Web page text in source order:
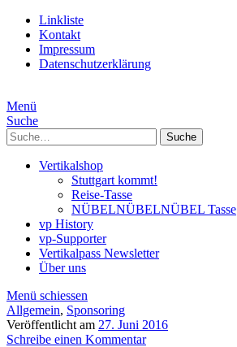
Linkliste
Kontakt
Impressum
Datenschutzerklärung
Menü
Suche
Suche
Vertikalshop
Stuttgart kommt!
Reise-Tasse
NÜBELNÜBELNÜBEL Tasse
vp History
vp-Supporter
Vertikalpass Newsletter
Über uns
Menü schiessen
Allgemein, Sponsoring
Veröffentlicht am 27. Juni 2016
Schreibe einen Kommentar